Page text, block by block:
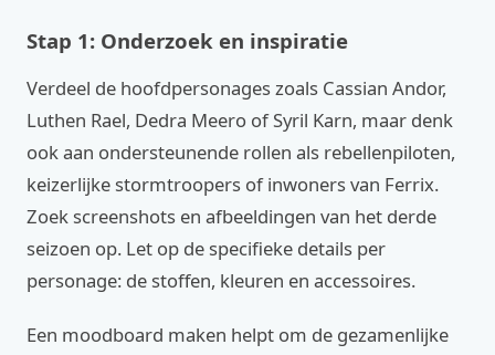
Stap 1: Onderzoek en inspiratie
Verdeel de hoofdpersonages zoals Cassian Andor,
Luthen Rael, Dedra Meero of Syril Karn, maar denk
ook aan ondersteunende rollen als rebellenpiloten,
keizerlijke stormtroopers of inwoners van Ferrix.
Zoek screenshots en afbeeldingen van het derde
seizoen op. Let op de specifieke details per
personage: de stoffen, kleuren en accessoires.
Een moodboard maken helpt om de gezamenlijke